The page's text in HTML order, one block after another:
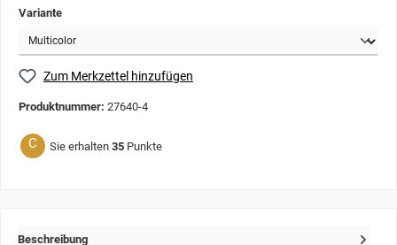
Variante
Zum Merkzettel hinzufügen
Produktnummer: 27640-4
C Sie erhalten 35 Punkte
Beschreibung